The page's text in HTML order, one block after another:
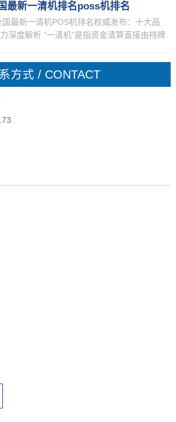
最新一清机排名poss机排名
国最新一清机POS机排名权威发布：十大品
深度解析 “一清机”是指资金清算直接由持牌
方式 / CONTACT